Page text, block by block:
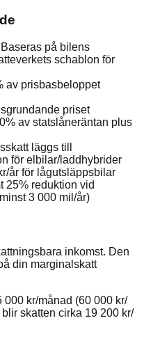
Baseras på bilens
schablon för
av prisbasbeloppet
priset
av statslåneräntan plus
läggs till
för elbilar/laddhybrider
år för lågutsläppsbilar
25% reduktion vid
3 000 mil/år)
inkomst. Den
din marginalskatt
000 kr/månad (60 000 kr/
skatten cirka 19 200 kr/